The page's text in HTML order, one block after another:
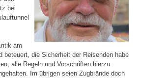
bei
am
beteuert, die Sicherheit der Reisenden habe
alle Regeln und Vorschriften hierzu
Im übrigen seien Zugbrände doch